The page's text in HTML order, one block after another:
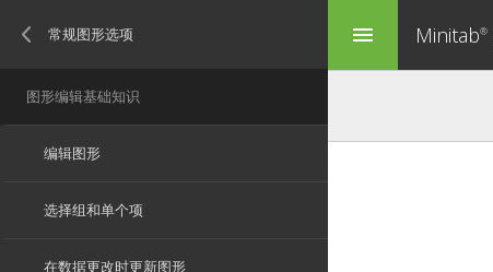
menu Minitab®